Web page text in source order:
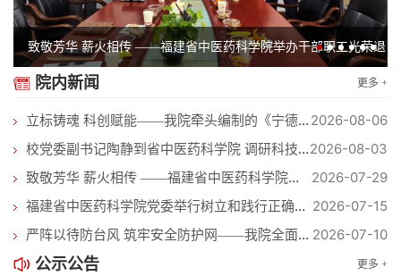
致敬芳华 薪火相传 ——福建省中医药科学院举办干部职工光荣退
休仪式院内新闻 更多 +
2026-08-06
立标铸魂 科创赋能——我院牵头编制的《宁德市柘荣太子参产业标...
2026-08-03
校党委副书记陶静到省中医药科学院 调研科技创新平台建设工作
2026-07-29
致敬芳华 薪火相传 ——福建省中医药科学院举办干部职工光荣退休...
2026-07-15
福建省中医药科学院党委举行树立和践行正确政绩观学习教育专题党...
2026-07-10
严阵以待防台风 筑牢安全防护网——我院全面部署防汛防台风安全...
公示公告 更多 +